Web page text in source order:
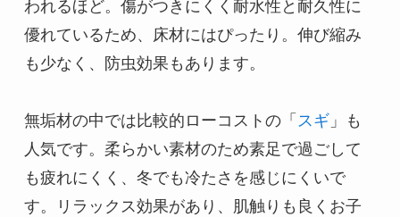
われるほど。傷がつきにくく耐水性と耐久性に
優れているため、床材にはぴったり。伸び縮み
も少なく、防虫効果もあります。
無垢材の中では比較的ローコストの「 スギ」も
人気です。柔らかい素材のため素足で過ごして
も疲れにくく、冬でも冷たさを感じにくいで
す。リラックス効果があり、肌触りも良くお子